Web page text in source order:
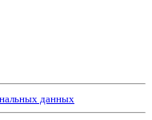
данных